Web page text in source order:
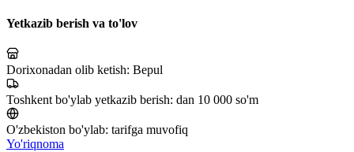
Yetkazib berish va to'lov
Dorixonadan olib ketish: Bepul
Toshkent bo'ylab yetkazib berish: dan 10 000 so'm
O'zbekiston bo'ylab: tarifga muvofiq
Yo'riqnoma